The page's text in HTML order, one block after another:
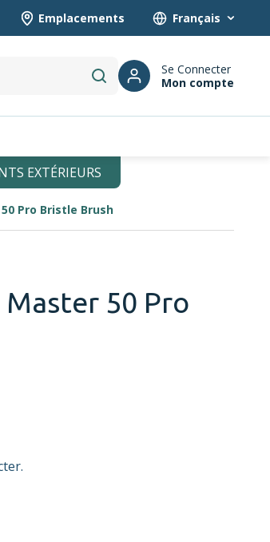
Emplacements Language
submit search
Se Connecter
Mon compte
EXTÉRIEURS
Pro Bristle Brush
50 Pro